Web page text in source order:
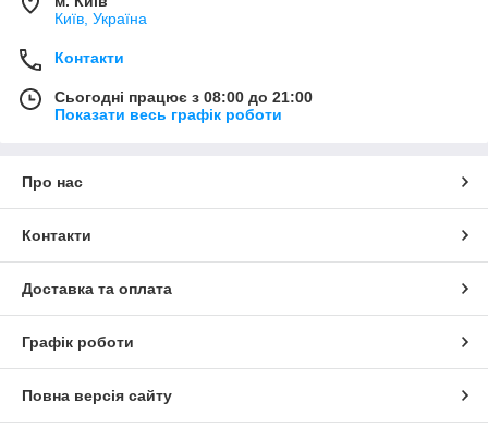
Київ, Україна
Контакти
Сьогодні працює з 08:00 до 21:00
Показати весь графік роботи
Про нас
Контакти
Доставка та оплата
Графік роботи
Повна версія сайту